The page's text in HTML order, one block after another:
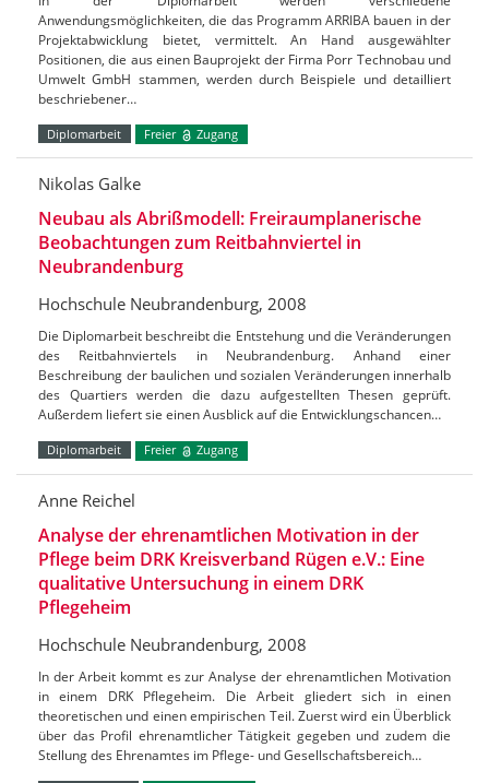
Anwendungsmöglichkeiten, die das Programm ARRIBA bauen in der
Projektabwicklung bietet, vermittelt. An Hand ausgewählter
Positionen, die aus einen Bauprojekt der Firma Porr Technobau und
Umwelt GmbH stammen, werden durch Beispiele und detailliert
beschriebener…
Diplomarbeit Freier Zugang
Nikolas Galke
Neubau als Abrißmodell: Freiraumplanerische
Beobachtungen zum Reitbahnviertel in
Neubrandenburg
Hochschule Neubrandenburg, 2008
Die Diplomarbeit beschreibt die Entstehung und die Veränderungen
des Reitbahnviertels in Neubrandenburg. Anhand einer
Beschreibung der baulichen und sozialen Veränderungen innerhalb
des Quartiers werden die dazu aufgestellten Thesen geprüft.
Außerdem liefert sie einen Ausblick auf die Entwicklungschancen…
Diplomarbeit Freier Zugang
Anne Reichel
Analyse der ehrenamtlichen Motivation in der
Pflege beim DRK Kreisverband Rügen e.V.: Eine
qualitative Untersuchung in einem DRK
Pflegeheim
Hochschule Neubrandenburg, 2008
In der Arbeit kommt es zur Analyse der ehrenamtlichen Motivation
in einem DRK Pflegeheim. Die Arbeit gliedert sich in einen
theoretischen und einen empirischen Teil. Zuerst wird ein Überblick
über das Profil ehrenamtlicher Tätigkeit gegeben und zudem die
Stellung des Ehrenamtes im Pflege- und Gesellschaftsbereich…